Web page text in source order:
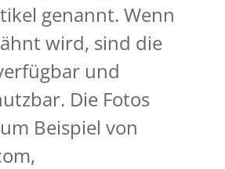
genannt. Wenn
wird, sind die
und
Die Fotos
Beispiel von